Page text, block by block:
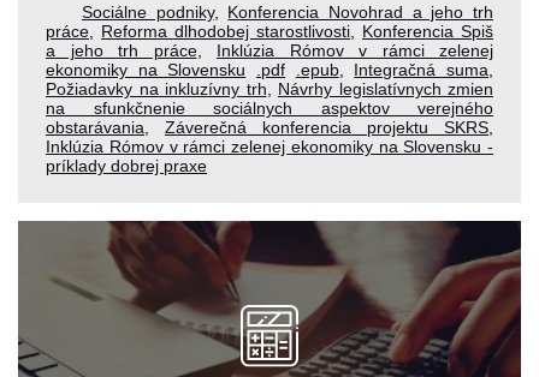
Sociálne podniky, Konferencia Novohrad a jeho trh
práce
Reforma dlhodobej starostlivosti
Konferencia Spiš
a jeho trh práce, Inklúzia Rómov v rámci zelenej
ekonomiky na Slovensku
.pdf .epub, Integračná suma
Požiadavky na inkluzívny trh
Návrhy legislatívnych zmien
na sfunkčnenie sociálnych aspektov verejného
obstarávania
Záverečná konferencia projektu SKRS
Inklúzia Rómov v rámci zelenej ekonomiky na Slovensku -
príklady dobrej praxe